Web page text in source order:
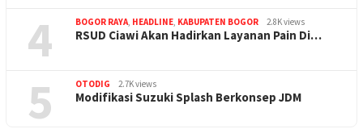
4 BOGOR RAYA, HEADLINE, KABUPATEN BOGOR 2.8K views
RSUD Ciawi Akan Hadirkan Layanan Pain Di…
5 OTODIG 2.7K views
Modifikasi Suzuki Splash Berkonsep JDM